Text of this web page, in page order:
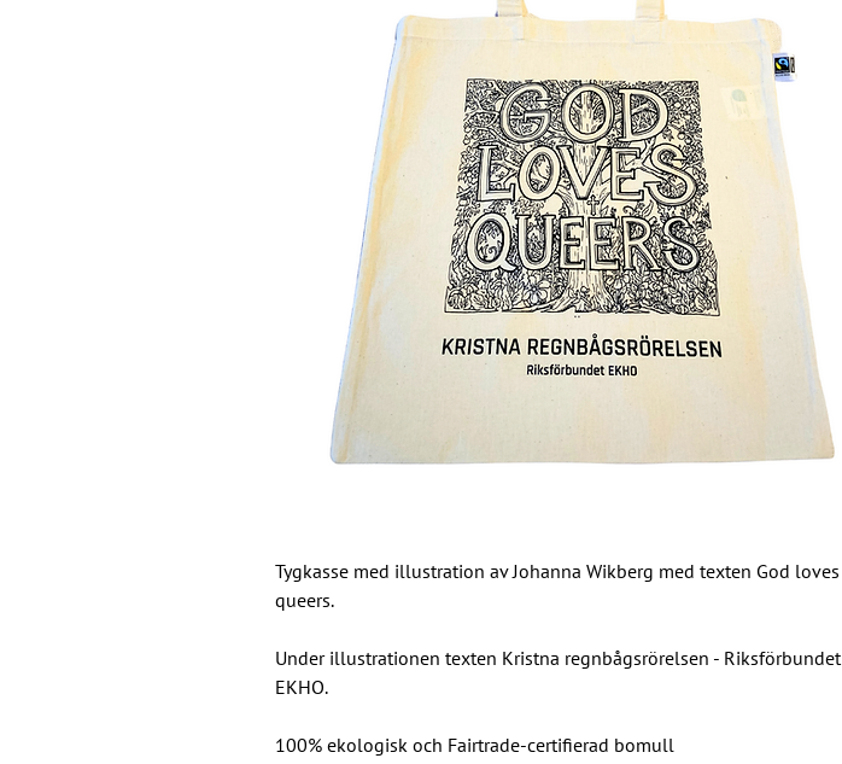
Tygkasse med illustration av Johanna Wikberg med texten God loves
queers.
Under illustrationen texten Kristna regnbågsrörelsen - Riksförbundet
EKHO.
100% ekologisk och Fairtrade-certifierad bomull